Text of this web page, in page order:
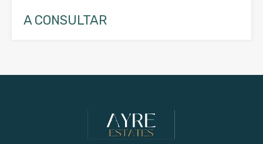
A CONSULTAR